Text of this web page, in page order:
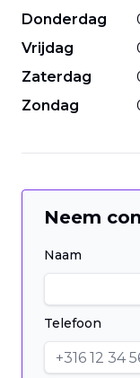
Donderdag
Vrijdag
Zaterdag
Zondag
Neem
Naam
Telefoon